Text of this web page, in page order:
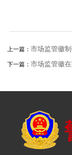
上一篇： 市场监管徽
下一篇： 市场监管徽